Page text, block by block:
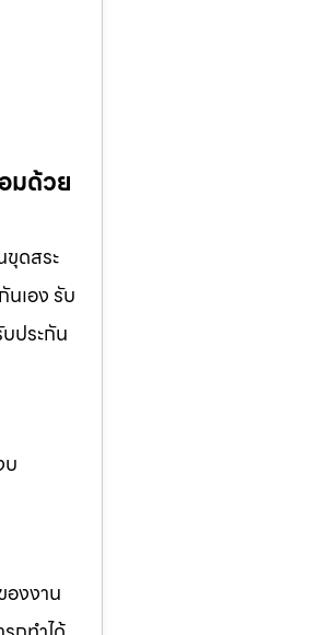
มด้วย
ขุดสระ
เอง รับ
ประกัน
บ
องงาน